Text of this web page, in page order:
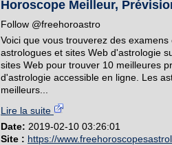
Horoscope Meilleur,
Follow @freehoroastro
Voici que vous trouverez des
astrologues et sites Web d'astrologie
sites Web pour trouver 10 meilleures
d'astrologie accessible en ligne. Les
meilleurs...
Lire la suite
Date: 2019-02-10 03:26:01
Site : https://